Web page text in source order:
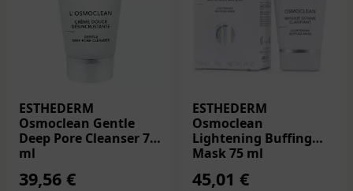
ESTHEDERM
Osmoclean Gentle
Deep Pore Cleanser 75
ml
39,56 €
ESTHEDERM
Osmoclean
Lightening Buffing
Mask 75 ml
45,01 €